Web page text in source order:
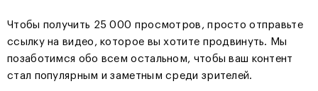
Чтобы получить 25 000 просмотров, просто отправьте
ссылку на видео, которое вы хотите продвинуть. Мы
позаботимся обо всем остальном, чтобы ваш контент
стал популярным и заметным среди зрителей.